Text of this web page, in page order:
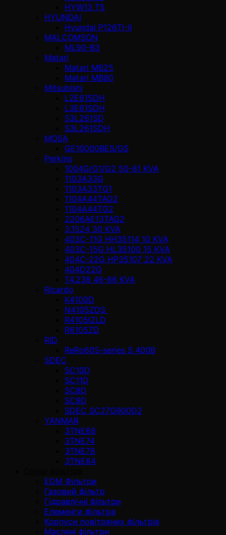
HYW13 T5
HYUNDAI
Hyundai P126TI-II
MALCOMSON
ML90-B3
Matari
Matari MB25
Matari MB80
Mitsubishi
L2E61SDH
L3E61SDH
S3L261SD
S3L261SDH
MOSA
GE10000BES/GS
Perkins
1004G/G1/G2 50-81 KVA
1103A33G
1103A33TG1
1104A44TAG2
1104A44TG2
2206AE13TAG2
3.1524 30 KVA
403C-11G HH35114 10 KVA
403C-15G HL35100 15 KVA
404C-22G HP35107 22 KVA
404D22G
T4.236 46-66 KVA
Ricardo
K4100D
N4105ZDS
R4105IZLD
R6105ZD
RID
ReRo60S-series S 400В
SDEC
SC10D
SC11D
SC8D
SC9D
SDEC SC27G900D2
YANMAR
3TNE68
3TNE74
3TNE78
3TNE84
EDM Фільтри
Газовий фільтр
Гідравлічні фільтри
Елементи фільтра
Корпуси повітряних фільтрів
Масляні фільтри